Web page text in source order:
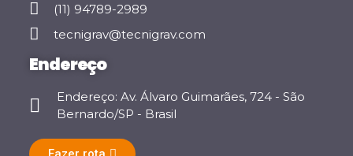
(11) 94789-2989
tecnigrav@tecnigrav.com
Endereço
Endereço: Av. Álvaro Guimarães, 724 - São
Bernardo/SP - Brasil